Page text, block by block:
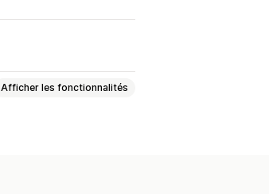
Afficher les fonctionnalités